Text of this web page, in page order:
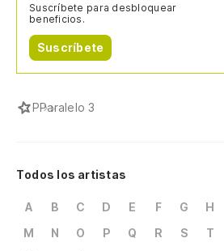
Suscríbete para desbloquear
beneficios.
Suscríbete
PParalelo 3
Todos los artistas
A B C D E F G H
M
N O P Q R S T